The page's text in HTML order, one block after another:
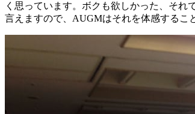
く思っています。ボクも欲しかった、そ
言えますので、AUGMはそれを体感するこ